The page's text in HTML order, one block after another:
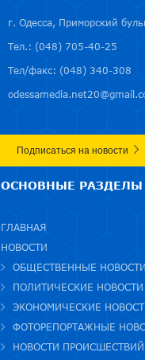
г. Одесса, Приморский
Тел.: (048) 705-40-25
Тел/факс: (048) 340-308
Подписаться на новости
ОСНОВНЫЕ РАЗДЕЛЫ
ГЛАВНАЯ
НОВОСТИ
ОБЩЕСТВЕННЫЕ НОВОСТИ
ПОЛИТИЧЕСКИЕ НОВОСТИ
ЭКОНОМИЧЕСКИЕ
ФОТОРЕПОРТАЖНЫЕ
НОВОСТИ ПРОИСШЕСТВИЙ